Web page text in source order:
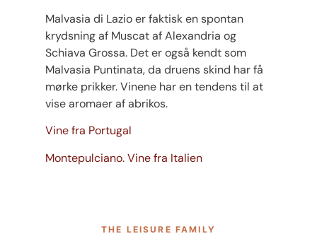
Malvasia di Lazio er faktisk en spontan
krydsning af Muscat af Alexandria og
Schiava Grossa. Det er også kendt som
Malvasia Puntinata, da druens skind har få
mørke prikker. Vinene har en tendens til at
vise aromaer af abrikos.
Vine fra Portugal
Montepulciano. Vine fra Italien
THE LEISURE FAMILY